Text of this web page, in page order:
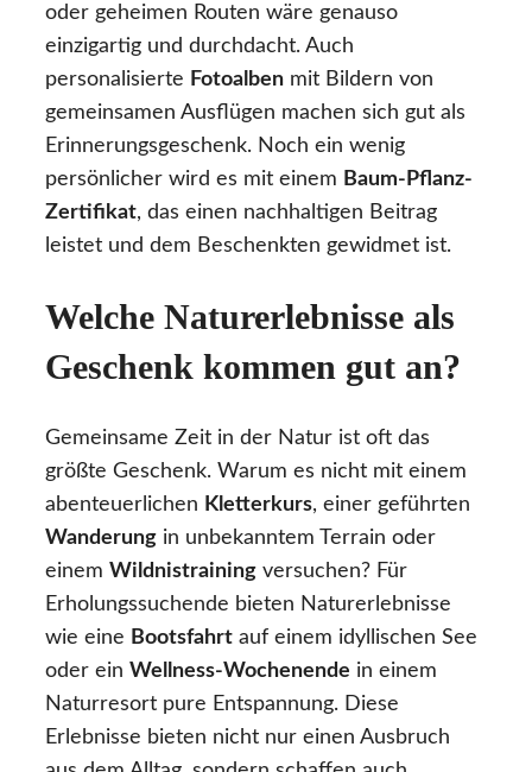
oder geheimen Routen wäre genauso
einzigartig und durchdacht. Auch
personalisierte Fotoalben mit Bildern von
gemeinsamen Ausflügen machen sich gut als
Erinnerungsgeschenk. Noch ein wenig
persönlicher wird es mit einem Baum-Pflanz-
Zertifikat, das einen nachhaltigen Beitrag
leistet und dem Beschenkten gewidmet ist.
Welche Naturerlebnisse als
Geschenk kommen gut an?
Gemeinsame Zeit in der Natur ist oft das
größte Geschenk. Warum es nicht mit einem
abenteuerlichen Kletterkurs, einer geführten
Wanderung in unbekanntem Terrain oder
einem Wildnistraining versuchen? Für
Erholungssuchende bieten Naturerlebnisse
wie eine Bootsfahrt auf einem idyllischen See
oder ein Wellness-Wochenende in einem
Naturresort pure Entspannung. Diese
Erlebnisse bieten nicht nur einen Ausbruch